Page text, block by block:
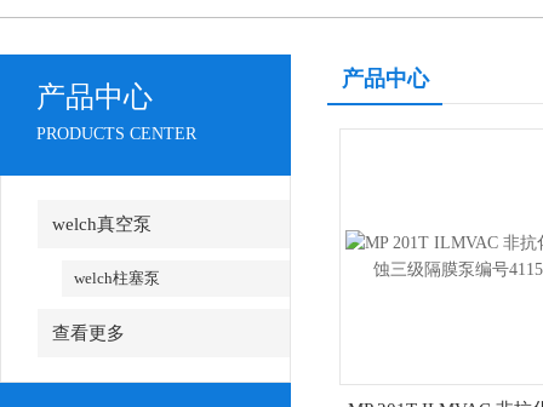
产品中心
PRODUCTS CENTER
welch真空泵
welch柱塞泵
查看更多
产品中心